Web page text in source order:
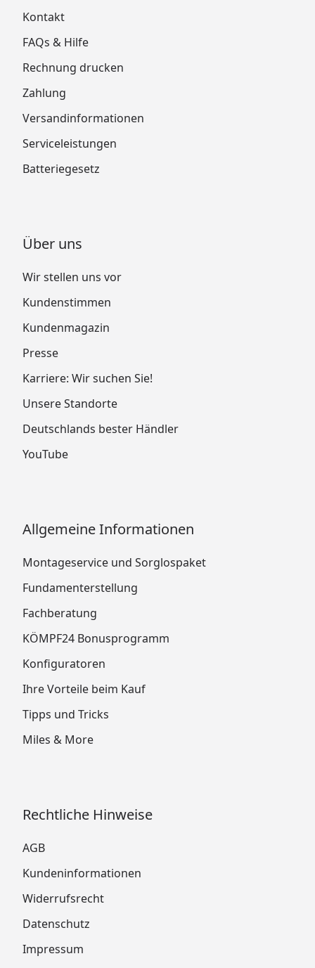
Kontakt
FAQs & Hilfe
Rechnung drucken
Zahlung
Versandinformationen
Serviceleistungen
Batteriegesetz
Über uns
Wir stellen uns vor
Kundenstimmen
Kundenmagazin
Presse
Karriere: Wir suchen Sie!
Unsere Standorte
Deutschlands bester Händler
YouTube
Allgemeine Informationen
Montageservice und Sorglospaket
Fundamenterstellung
Fachberatung
KÖMPF24 Bonusprogramm
Konfiguratoren
Ihre Vorteile beim Kauf
Tipps und Tricks
Miles & More
Rechtliche Hinweise
AGB
Kundeninformationen
Widerrufsrecht
Datenschutz
Impressum